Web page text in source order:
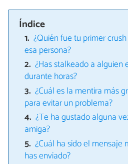
Índice
¿Quién fue tu primer
esa persona?
¿Has stalkeado a alguien
durante horas?
¿Cuál es la mentira más
para evitar un problema?
¿Te ha gustado alguna
amiga?
¿Cuál ha sido el mensaje
has enviado?